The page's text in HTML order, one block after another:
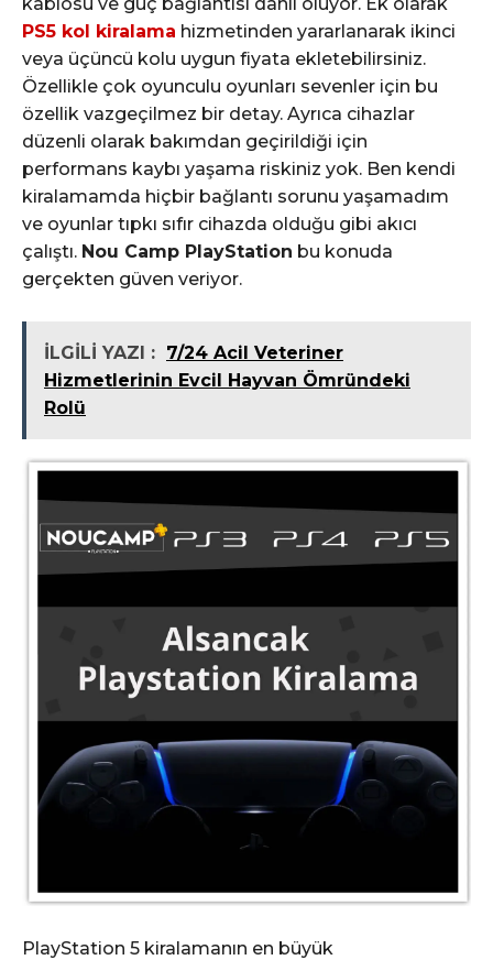
PS5 kol kiralama hizmetinden yararlanarak ikinci
veya üçüncü kolu uygun fiyata ekletebilirsiniz.
Özellikle çok oyunculu oyunları sevenler için bu
özellik vazgeçilmez bir detay. Ayrıca cihazlar
düzenli olarak bakımdan geçirildiği için
performans kaybı yaşama riskiniz yok. Ben kendi
kiralamamda hiçbir bağlantı sorunu yaşamadım
ve oyunlar tıpkı sıfır cihazda olduğu gibi akıcı
çalıştı. Nou Camp PlayStation bu konuda
gerçekten güven veriyor.
İLGİLİ YAZI : 7/24 Acil Veteriner
Hizmetlerinin Evcil Hayvan Ömründeki
Rolü
PlayStation 5 kiralamanın en büyük